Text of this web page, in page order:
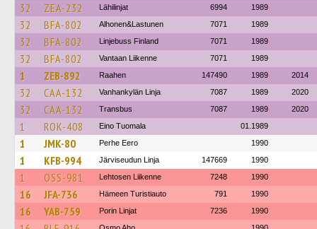
32 ZEA-232 Lähilinjat 6994 1989
32 BFA-802 Alhonen&Lastunen 7071 1989
32 BFA-802 Linjebuss Finland 7071 1989
32 BFA-802 Vantaan Liikenne 7071 1989
1 ZEB-892 Raahen 147490 1989 2014
32 CAA-132 Vanhankylän Linja 7087 1989 2020
32 CAA-132 Transbus 7087 1989 2020
1 ROK-408 Eino Tuomala 01.1989
1 JMK-80 Perhe Eero 1990
1 KFB-994 Järviseudun Linja 147669 1990
1 OSS-981 Lehtosen Liikenne 7248 1990
16 JFA-736 Hämeen Turistiauto 791 1990
16 YAB-759 Porin Linjat 7236 1990